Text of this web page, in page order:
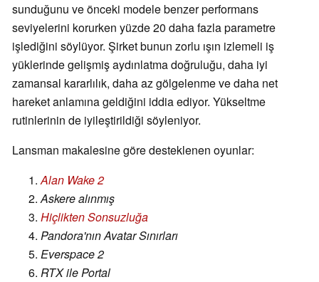
sunduğunu ve önceki modele benzer performans
seviyelerini korurken yüzde 20 daha fazla parametre
işlediğini söylüyor. Şirket bunun zorlu ışın izlemeli iş
yüklerinde gelişmiş aydınlatma doğruluğu, daha iyi
zamansal kararlılık, daha az gölgelenme ve daha net
hareket anlamına geldiğini iddia ediyor. Yükseltme
rutinlerinin de iyileştirildiği söyleniyor.
Lansman makalesine göre desteklenen oyunlar:
Alan Wake 2
Askere alınmış
Hiçlikten Sonsuzluğa
Pandora'nın Avatar Sınırları
Everspace 2
RTX ile Portal